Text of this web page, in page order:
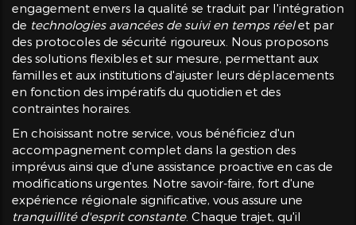
engagement envers la qualité se traduit par l'intégration
de technologies avancées de suivi en temps réelet par
des protocoles de sécurité rigoureux. Nous proposons
des solutions flexibles et sur mesure, permettant aux
familles et aux institutions d'ajuster leurs déplacements
en fonction des impératifs du quotidien et des
contraintes horaires.
En choisissant notre service, vous bénéficiez d'un
accompagnement complet dans la gestion des
imprévus ainsi que d'une assistance proactive en cas de
modifications urgentes. Notre savoir-faire, fort d'une
expérience régionale significative, vous assure une
tranquillité d'esprit constante. Chaque trajet, qu'il